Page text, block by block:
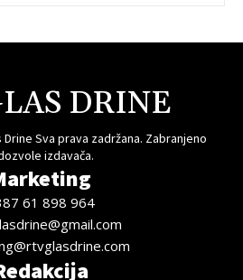
DRINE
Sva prava zadržana. Zabranjeno
izdavača.
61 898 964